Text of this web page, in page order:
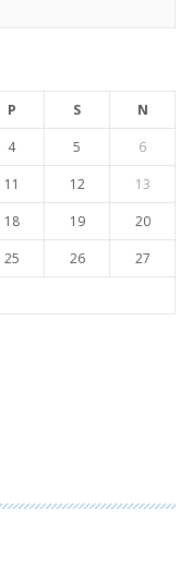
P S
N
4 5
6
11 12
13
18 19
20
25 26
27